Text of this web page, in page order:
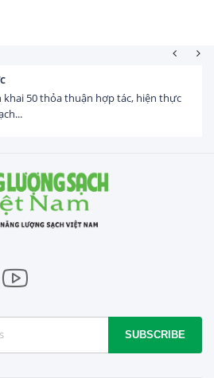
khai 50 thỏa thuận hợp tác, hiện thực
SUBSCRIBE